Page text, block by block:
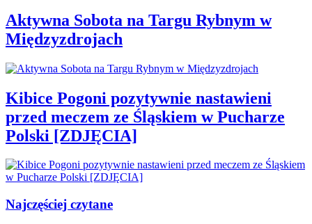
Aktywna Sobota na Targu Rybnym w
Międzyzdrojach
Kibice Pogoni pozytywnie nastawieni
przed meczem ze Śląskiem w Pucharze
Polski [ZDJĘCIA]
Najczęściej czytane